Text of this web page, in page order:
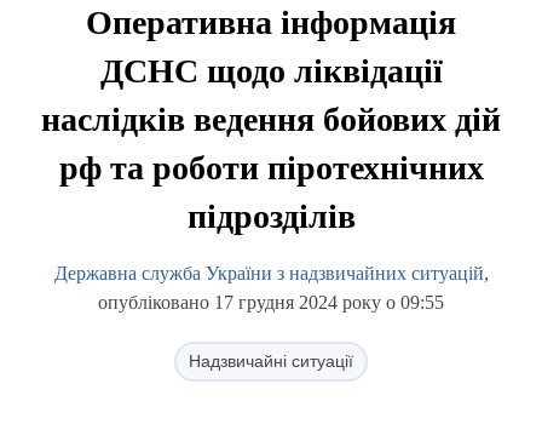
Оперативна інформація
ДСНС щодо ліквідації
наслідків ведення бойових дій
рф та роботи піротехнічних
підрозділів
Державна служба України з надзвичайних ситуацій,
опубліковано 17 грудня 2024 року о 09:55
Надзвичайні ситуації